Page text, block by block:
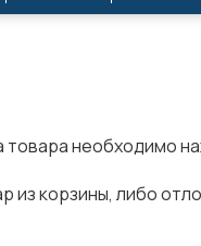
необходимо
из корзины, либо